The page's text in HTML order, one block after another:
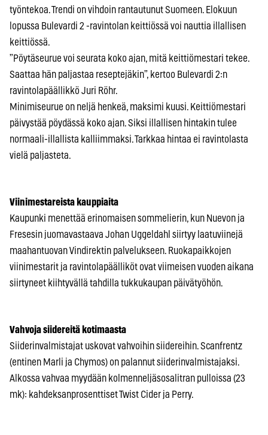
työntekoa. Trendi on vihdoin rantautunut Suomeen. Elokuun
lopussa Bulevardi 2 -ravintolan keittiössä voi nauttia illallisen
keittiössä.
”Pöytäseurue voi seurata koko ajan, mitä keittiömestari tekee.
Saattaa hän paljastaa reseptejäkin”, kertoo Bulevardi 2:n
ravintolapäällikkö Juri Röhr.
Minimiseurue on neljä henkeä, maksimi kuusi. Keittiömestari
päivystää pöydässä koko ajan. Siksi illallisen hintakin tulee
normaali-illallista kalliimmaksi. Tarkkaa hintaa ei ravintolasta
vielä paljasteta.
Viinimestareista kauppiaita
Kaupunki menettää erinomaisen sommelierin, kun Nuevon ja
Fresesin juomavastaava Johan Uggeldahl siirtyy laatuviinejä
maahantuovan Vindirektin palvelukseen. Ruokapaikkojen
viinimestarit ja ravintolapäälliköt ovat viimeisen vuoden aikana
siirtyneet kiihtyvällä tahdilla tukkukaupan päivätyöhön.
Vahvoja siidereitä kotimaasta
Siiderinvalmistajat uskovat vahvoihin siidereihin. Scanfrentz
(entinen Marli ja Chymos) on palannut siiderinvalmistajaksi.
Alkossa vahvaa myydään kolmenneljäsosalitran pulloissa (23
mk): kahdeksanprosenttiset Twist Cider ja Perry.